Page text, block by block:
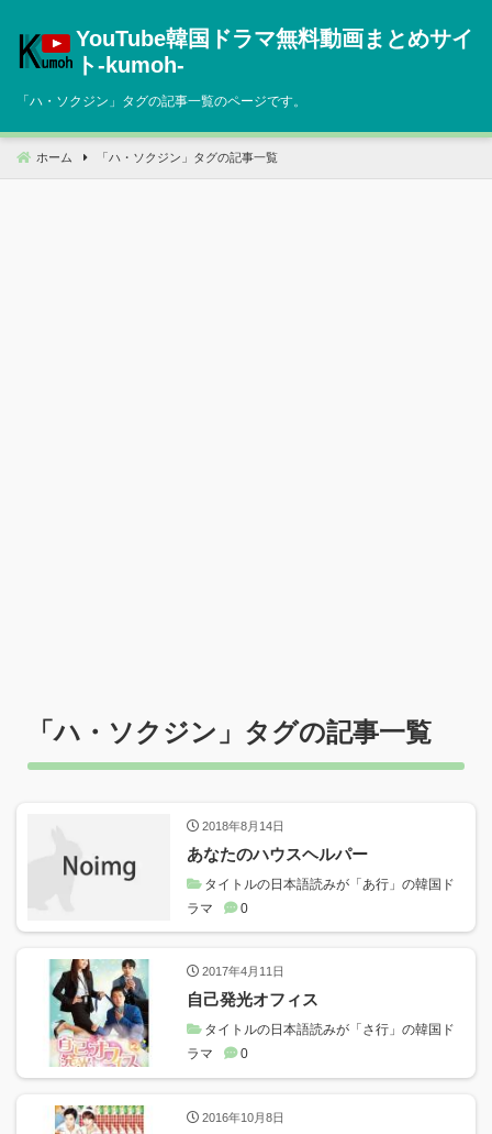
へ
動
YouTube韓国ドラマ無料動画まとめサイ
ト‐kumoh‐
「ハ・ソクジン 」タグの記事一覧のページです。
ホーム 「 ハ・ソクジン 」タグの記事一覧
「ハ・ソクジン 」タグの記事一覧
2018年8月14日
あなたのハウスヘルパー
タイトルの日本語読みが「あ行」の韓国ド
ラマ
0
2017年4月11日
自己発光オフィス
タイトルの日本語読みが「さ行」の韓国ド
ラマ
0
2016年10月8日